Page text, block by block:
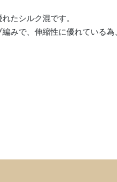
たシルク混です。
みで、伸縮性に優れている